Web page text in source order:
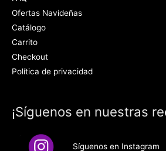
Ofertas Navideñas
Catálogo
Carrito
Checkout
Política de privacidad
¡Síguenos en nuestras
Síguenos en Instagram